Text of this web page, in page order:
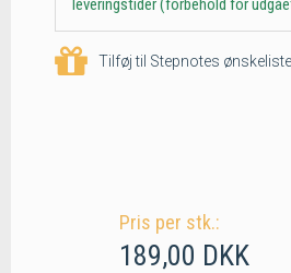
leveringstider (forbehold for
Tilføj til Stepnotes ønskeliste
Pris per stk.:
189,00 DKK